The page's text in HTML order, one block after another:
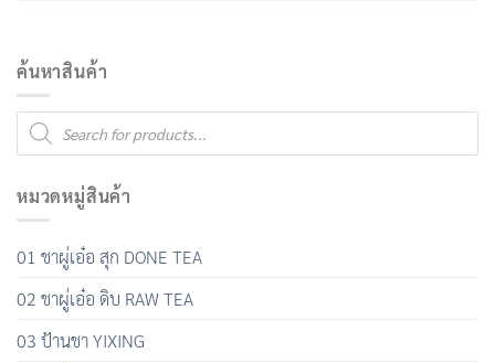
ค้นหาสินค้า
Products
search
หมวดหมู่สินค้า
01 ชาผู่เอ๋อ สุก DONE TEA
02 ชาผู่เอ๋อ ดิบ RAW TEA
03 ป้านชา YIXING